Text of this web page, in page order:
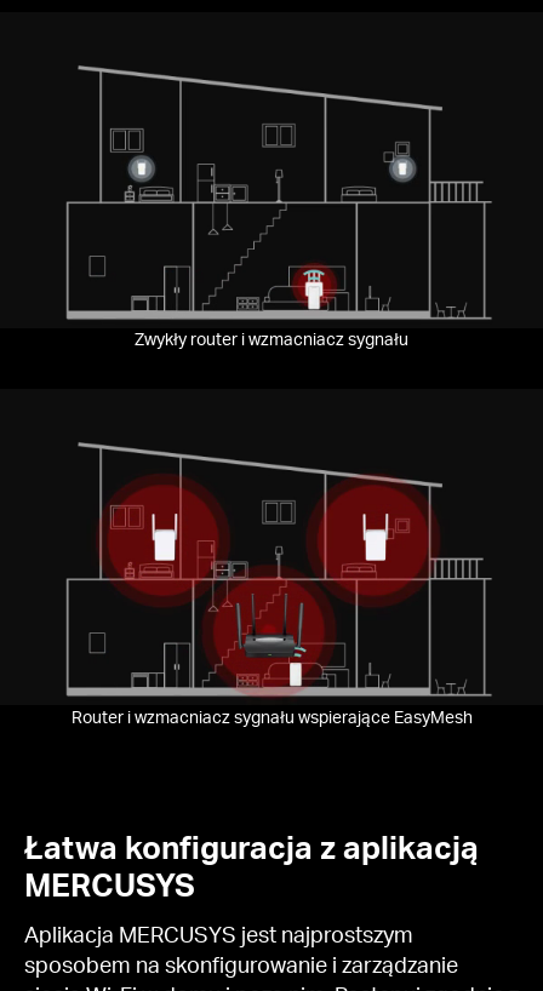
Zwykły router i wzmacniacz sygnału
Router i wzmacniacz sygnału wspierające EasyMesh
Łatwa konfiguracja z aplikacją
MERCUSYS
Aplikacja MERCUSYS jest najprostszym
sposobem na skonfigurowanie i zarządzanie